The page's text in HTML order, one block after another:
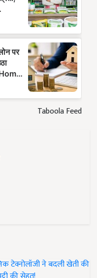
Taboola Feed